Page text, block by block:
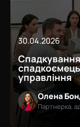
30.04.2026
управління
Олена
Партнерка,